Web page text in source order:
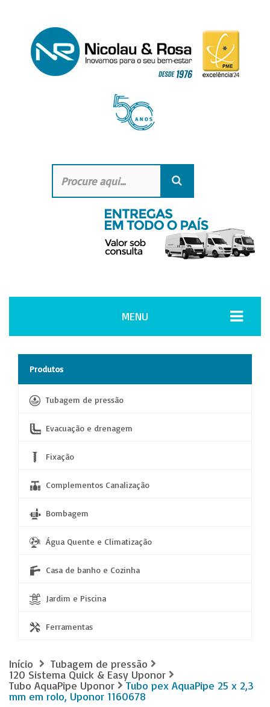
MENU
Produtos
Tubagem de pressão
Evacuação e drenagem
Fixação
Complementos Canalização
Bombagem
Água Quente e Climatização
Casa de banho e Cozinha
Jardim e Piscina
Ferramentas
Início
Tubagem de pressão
120 Sistema Quick & Easy Uponor
Tubo AquaPipe Uponor
Tubo pex AquaPipe 25 x 2,3
mm em rolo, Uponor 1160678